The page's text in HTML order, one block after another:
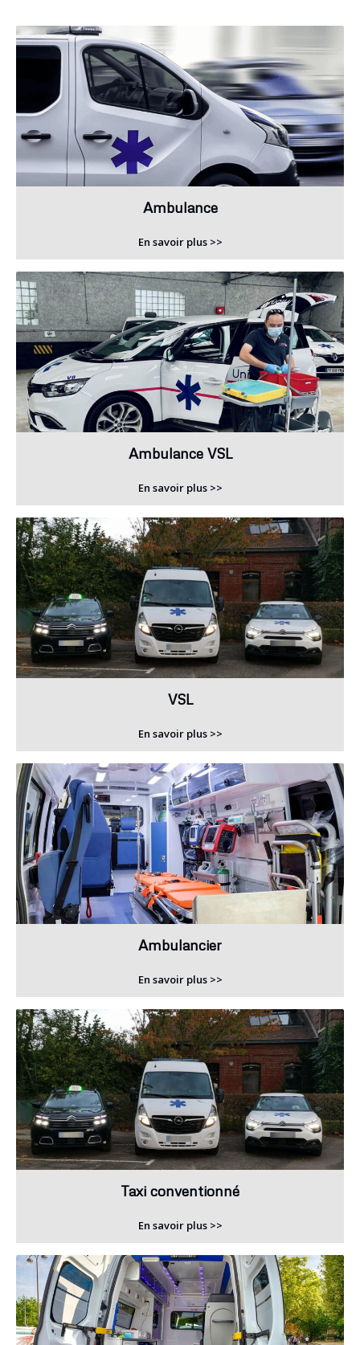
Ambulance
En savoir plus >>
Ambulance VSL
En savoir plus >>
VSL
En savoir plus >>
Ambulancier
En savoir plus >>
Taxi conventionné
En savoir plus >>